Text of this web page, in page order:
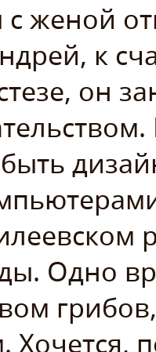
с женой
к
он
Одно
Хочется,